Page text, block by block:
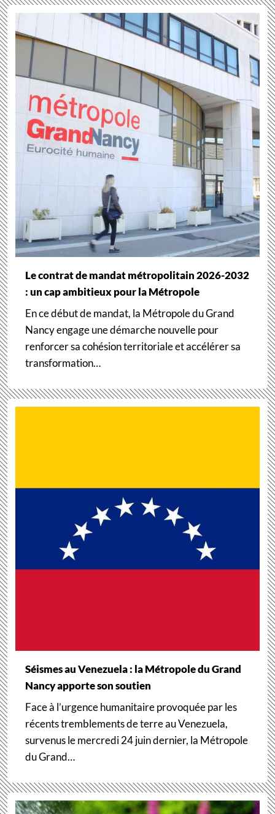
Le contrat de mandat métropolitain 2026-2032
: un cap ambitieux pour la Métropole
En ce début de mandat, la Métropole du Grand
Nancy engage une démarche nouvelle pour
renforcer sa cohésion territoriale et accélérer sa
transformation…
Séismes au Venezuela : la Métropole du Grand
Nancy apporte son soutien
Face à l’urgence humanitaire provoquée par les
récents tremblements de terre au Venezuela,
survenus le mercredi 24 juin dernier, la Métropole
du Grand…